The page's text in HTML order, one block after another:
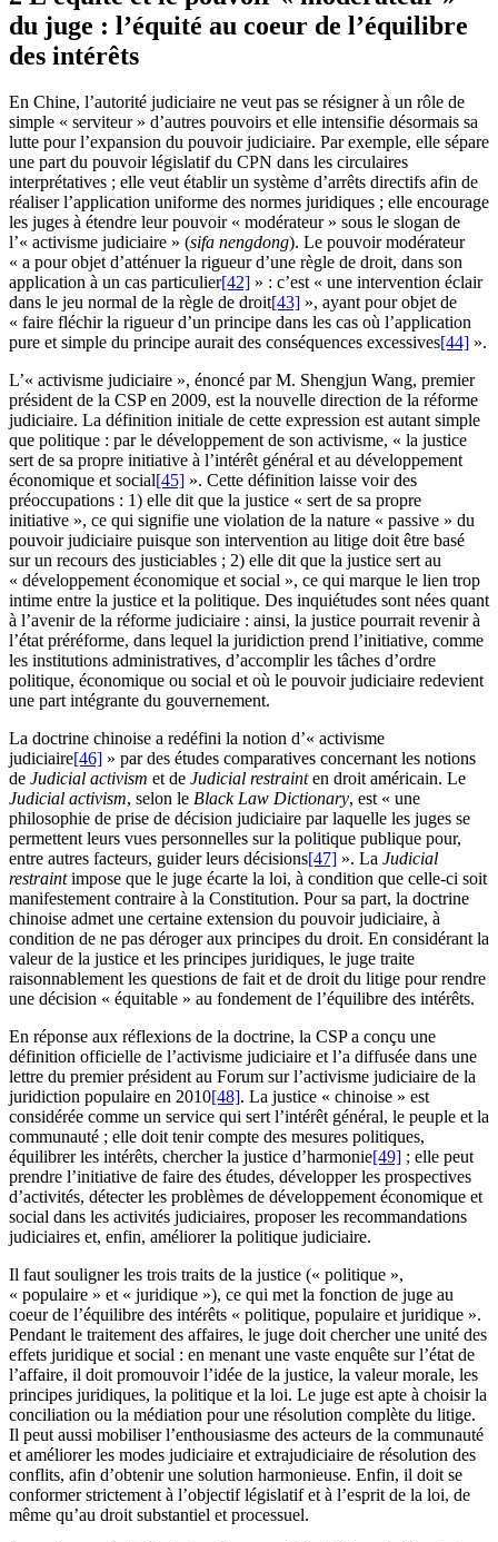
du juge : l’équité au coeur de l’équilibre
des intérêts
En Chine, l’autorité judiciaire ne veut pas se résigner à un rôle de
simple « serviteur » d’autres pouvoirs et elle intensifie désormais sa
lutte pour l’expansion du pouvoir judiciaire. Par exemple, elle sépare
une part du pouvoir législatif du CPN dans les circulaires
interprétatives ; elle veut établir un système d’arrêts directifs afin de
réaliser l’application uniforme des normes juridiques ; elle encourage
les juges à étendre leur pouvoir « modérateur » sous le slogan de
l’« activisme judiciaire » (sifa nengdong). Le pouvoir modérateur
« a pour objet d’atténuer la rigueur d’une règle de droit, dans son
application à un cas particulier[42] » : c’est « une intervention éclair
dans le jeu normal de la règle de droit[43] », ayant pour objet de
« faire fléchir la rigueur d’un principe dans les cas où l’application
pure et simple du principe aurait des conséquences excessives[44] ».
L’« activisme judiciaire », énoncé par M. Shengjun Wang, premier
président de la CSP en 2009, est la nouvelle direction de la réforme
judiciaire. La définition initiale de cette expression est autant simple
que politique : par le développement de son activisme, « la justice
sert de sa propre initiative à l’intérêt général et au développement
économique et social[45] ». Cette définition laisse voir des
préoccupations : 1) elle dit que la justice « sert de sa propre
initiative », ce qui signifie une violation de la nature « passive » du
pouvoir judiciaire puisque son intervention au litige doit être basé
sur un recours des justiciables ; 2) elle dit que la justice sert au
« développement économique et social », ce qui marque le lien trop
intime entre la justice et la politique. Des inquiétudes sont nées quant
à l’avenir de la réforme judiciaire : ainsi, la justice pourrait revenir à
l’état préréforme, dans lequel la juridiction prend l’initiative, comme
les institutions administratives, d’accomplir les tâches d’ordre
politique, économique ou social et où le pouvoir judiciaire redevient
une part intégrante du gouvernement.
La doctrine chinoise a redéfini la notion d’« activisme
judiciaire[46] » par des études comparatives concernant les notions
de Judicial activism et de Judicial restrainten droit américain. Le
Judicial activism, selon le Black Law Dictionary, est « une
philosophie de prise de décision judiciaire par laquelle les juges se
permettent leurs vues personnelles sur la politique publique pour,
entre autres facteurs, guider leurs décisions[47] ». La Judicial
restraintimpose que le juge écarte la loi, à condition que celle-ci soit
manifestement contraire à la Constitution. Pour sa part, la doctrine
chinoise admet une certaine extension du pouvoir judiciaire, à
condition de ne pas déroger aux principes du droit. En considérant la
valeur de la justice et les principes juridiques, le juge traite
raisonnablement les questions de fait et de droit du litige pour rendre
une décision « équitable » au fondement de l’équilibre des intérêts.
En réponse aux réflexions de la doctrine, la CSP a conçu une
définition officielle de l’activisme judiciaire et l’a diffusée dans une
lettre du premier président au Forum sur l’activisme judiciaire de la
juridiction populaire en 2010[48]. La justice « chinoise » est
considérée comme un service qui sert l’intérêt général, le peuple et la
communauté ; elle doit tenir compte des mesures politiques,
équilibrer les intérêts, chercher la justice d’harmonie[49] ; elle peut
prendre l’initiative de faire des études, développer les prospectives
d’activités, détecter les problèmes de développement économique et
social dans les activités judiciaires, proposer les recommandations
judiciaires et, enfin, améliorer la politique judiciaire.
Il faut souligner les trois traits de la justice (« politique »,
« populaire » et « juridique »), ce qui met la fonction de juge au
coeur de l’équilibre des intérêts « politique, populaire et juridique ».
Pendant le traitement des affaires, le juge doit chercher une unité des
effets juridique et social : en menant une vaste enquête sur l’état de
l’affaire, il doit promouvoir l’idée de la justice, la valeur morale, les
principes juridiques, la politique et la loi. Le juge est apte à choisir la
conciliation ou la médiation pour une résolution complète du litige.
Il peut aussi mobiliser l’enthousiasme des acteurs de la communauté
et améliorer les modes judiciaire et extrajudiciaire de résolution des
conflits, afin d’obtenir une solution harmonieuse. Enfin, il doit se
conformer strictement à l’objectif législatif et à l’esprit de la loi, de
même qu’au droit substantiel et processuel.